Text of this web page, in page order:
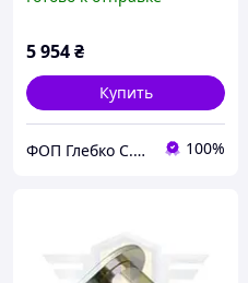
5 954₴
Купить
ФОП Глебко С.Ю. 100%